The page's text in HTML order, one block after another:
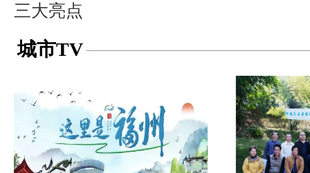
三大亮点
城市TV